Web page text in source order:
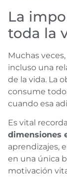
La
toda la
Muchas
incluso una
de la vida. La
consume
cuando esa
Es vital
dimensiones
aprendizajes,
en una única
motivación